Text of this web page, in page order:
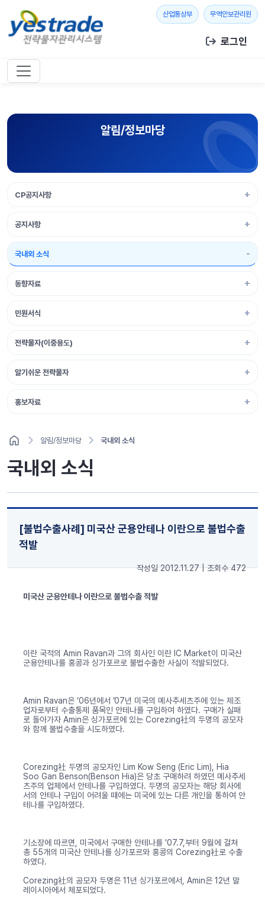
산업통상부새 창 열기무역안보관리원 새
로그인
알림/정보마당
CP공지사항
공지사항
국내외 소식
동향자료
민원서식
전략물자(이중용도)
알기쉬운 전략물자
홍보자료
알림/정보마당 국내외 소식
국내외 소식
[불법수출사례] 미국산 군용안테나 이란으로 불법수출
적발
작성일 2012.11.27 | 조회수 472
미국산 군용안테나 이란으로 불법수출 적발
이란 국적의 Amin Ravan과 그의 회사인 이란 IC Market이 미국산
군용안테나를 홍콩과 싱가포르로 불법수출한 사실이 적발되었다.
Amin Ravan은 ‘06년에서 ’07년 미국의 메사추세츠주에 있는 제조
업자로부터 수출통제 품목인 안테나를 구입하여 하였다. 구매가 실패
로 돌아가자 Amin은 싱가포르에 있는 Corezing社의 두명의 공모자
와 함께 불법수출을 시도하였다.
Corezing社 두명의 공모자인 Lim Kow Seng (Eric Lim), Hia
Soo Gan Benson(Benson Hia)은 당초 구매하려 하였던 메사추세
츠주의 업체에서 안테나를 구입하였다. 두명의 공모자는 해당 회사에
서의 안테나 구입이 어려울 때에는 미국에 있는 다른 개인을 통하여 안
테나를 구입하였다.
기소장에 따르면, 미국에서 구매한 안테나를 ‘07.7,부터 9월에 걸쳐
총 55개의 미국산 안테나를 싱가포르와 홍콩의 Corezing社로 수출
하였다.
Corezing社의 공모자 두명은 11년 싱가포르에서, Amin은 12년 말
레이시아에서 체포되었다.